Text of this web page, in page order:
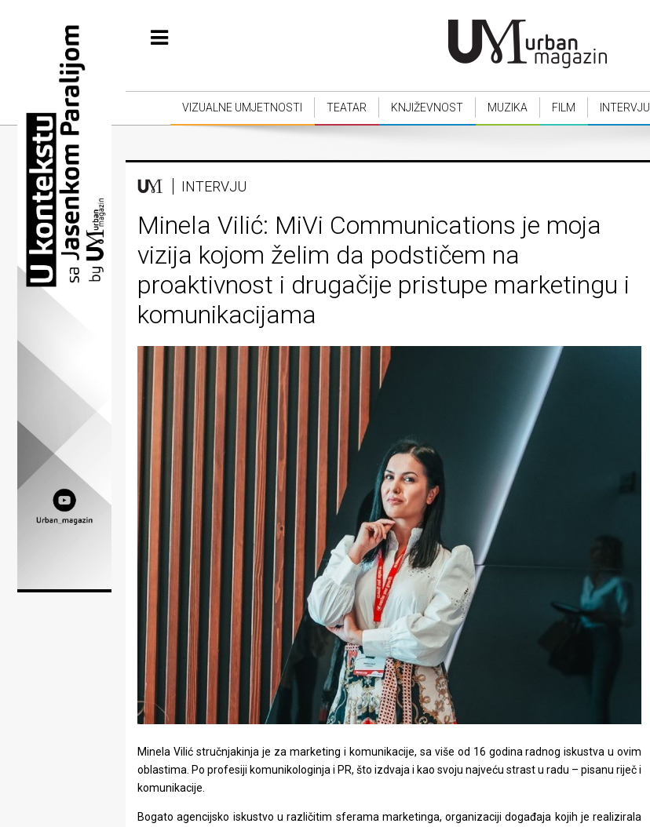
Vizualne
umjetnosti
Teatar
Književnost
Muzika
Film
Intervju
Kolumne
Lifestyle
Beauty
Zdravlje
stolom
u
VIZUALNE UMJETNOSTI TEATAR KNJIŽEVNOST MUZIKA FILM INTERVJU
INTERVJU
Minela Vilić: MiVi Communications je moja
vizija kojom želim da podstičem na
proaktivnost i drugačije pristupe marketingu i
komunikacijama
Minela Vilić stručnjakinja je za marketing i komunikacije, sa više od 16 godina radnog iskustva u ovim
oblastima. Po profesiji komunikologinja i PR, što izdvaja i kao svoju najveću strast u radu – pisanu riječ i
komunikacije.
Bogato agencijsko iskustvo u različitim sferama marketinga, organizaciji događaja kojih je realizirala